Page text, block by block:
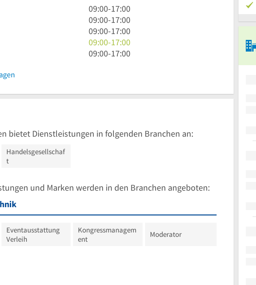
9
Uhr
bis
17
Uhr
09:00-17:00
9
Uhr
bis
17
09:00-17:00
9
Uhr
bis
09:00-17:00
9
Uhr
09:00-17:00
9
Uhr
09:00-17:00
bietet Dienstleistungen in folgenden Branchen an:
Handelsgesellschaf
t
und Marken werden in den Branchen angeboten:
Eventausstattung
Verleih
Kongressmanagem
ent
Moderator